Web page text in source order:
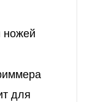
ножей
для